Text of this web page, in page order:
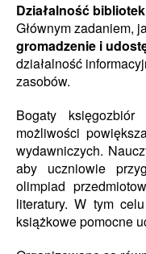
Działalność
Głównym zadaniem,
gromadzenie i
działalność
zasobów.
Bogaty
możliwości
wydawniczych.
aby uczniowie
olimpiad
literatury. W tym
książkowe pomocne